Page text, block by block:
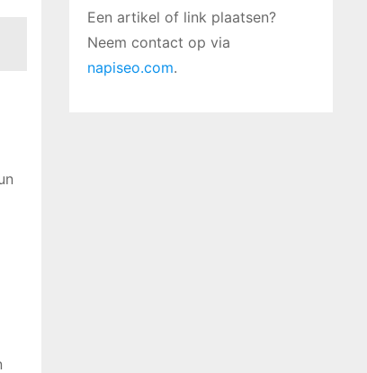
Een artikel of link plaatsen?
Neem contact op via
napiseo.com.